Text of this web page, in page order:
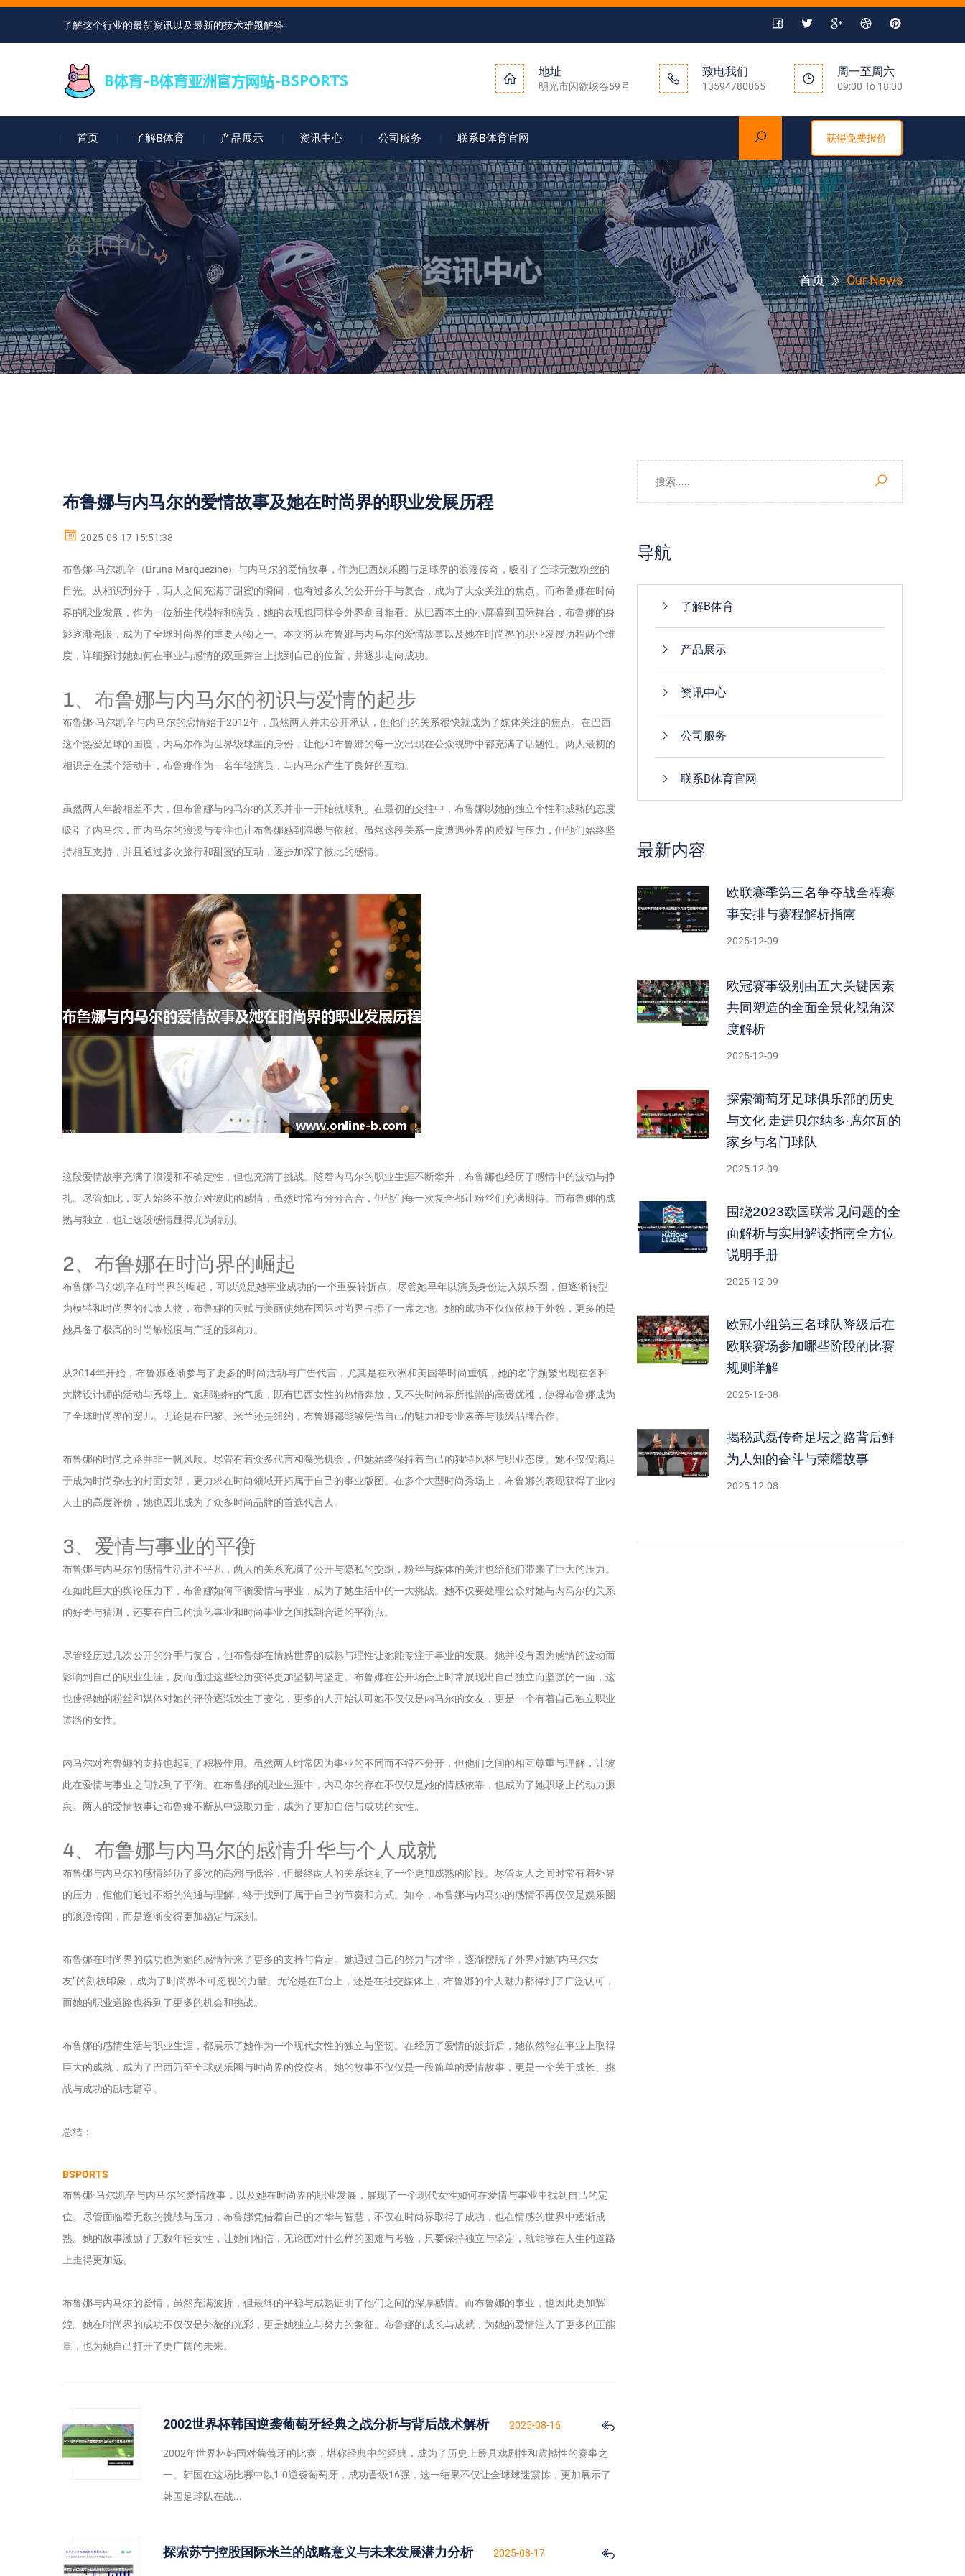
了解这个行业的最新资讯以及最新的技术难题解答
地址
明光市闪欲峡谷59号
致电我们
13594780065
周一至周六
09:00 To 18:00
首页 了解B体育 产品展示 资讯中心 公司服务 联系B体育官网 获得免费报价
资讯中心
首页 Our News
布鲁娜与内马尔的爱情故事及她在时尚界的职业发展历程
2025-08-17 15:51:38
布鲁娜·马尔凯辛（Bruna Marquezine）与内马尔的爱情故事，作为巴西娱乐圈与足球界的浪漫传奇，吸引了全球无数粉丝的
目光。从相识到分手，两人之间充满了甜蜜的瞬间，也有过多次的公开分手与复合，成为了大众关注的焦点。而布鲁娜在时尚
界的职业发展，作为一位新生代模特和演员，她的表现也同样令外界刮目相看。从巴西本土的小屏幕到国际舞台，布鲁娜的身
影逐渐亮眼，成为了全球时尚界的重要人物之一。本文将从布鲁娜与内马尔的爱情故事以及她在时尚界的职业发展历程两个维
度，详细探讨她如何在事业与感情的双重舞台上找到自己的位置，并逐步走向成功。
1、布鲁娜与内马尔的初识与爱情的起步
布鲁娜·马尔凯辛与内马尔的恋情始于2012年，虽然两人并未公开承认，但他们的关系很快就成为了媒体关注的焦点。在巴西
这个热爱足球的国度，内马尔作为世界级球星的身份，让他和布鲁娜的每一次出现在公众视野中都充满了话题性。两人最初的
相识是在某个活动中，布鲁娜作为一名年轻演员，与内马尔产生了良好的互动。
虽然两人年龄相差不大，但布鲁娜与内马尔的关系并非一开始就顺利。在最初的交往中，布鲁娜以她的独立个性和成熟的态度
吸引了内马尔，而内马尔的浪漫与专注也让布鲁娜感到温暖与依赖。虽然这段关系一度遭遇外界的质疑与压力，但他们始终坚
持相互支持，并且通过多次旅行和甜蜜的互动，逐步加深了彼此的感情。
这段爱情故事充满了浪漫和不确定性，但也充满了挑战。随着内马尔的职业生涯不断攀升，布鲁娜也经历了感情中的波动与挣
扎。尽管如此，两人始终不放弃对彼此的感情，虽然时常有分分合合，但他们每一次复合都让粉丝们充满期待。而布鲁娜的成
熟与独立，也让这段感情显得尤为特别。
2、布鲁娜在时尚界的崛起
布鲁娜·马尔凯辛在时尚界的崛起，可以说是她事业成功的一个重要转折点。尽管她早年以演员身份进入娱乐圈，但逐渐转型
为模特和时尚界的代表人物，布鲁娜的天赋与美丽使她在国际时尚界占据了一席之地。她的成功不仅仅依赖于外貌，更多的是
她具备了极高的时尚敏锐度与广泛的影响力。
从2014年开始，布鲁娜逐渐参与了更多的时尚活动与广告代言，尤其是在欧洲和美国等时尚重镇，她的名字频繁出现在各种
大牌设计师的活动与秀场上。她那独特的气质，既有巴西女性的热情奔放，又不失时尚界所推崇的高贵优雅，使得布鲁娜成为
了全球时尚界的宠儿。无论是在巴黎、米兰还是纽约，布鲁娜都能够凭借自己的魅力和专业素养与顶级品牌合作。
布鲁娜的时尚之路并非一帆风顺。尽管有着众多代言和曝光机会，但她始终保持着自己的独特风格与职业态度。她不仅仅满足
于成为时尚杂志的封面女郎，更力求在时尚领域开拓属于自己的事业版图。在多个大型时尚秀场上，布鲁娜的表现获得了业内
人士的高度评价，她也因此成为了众多时尚品牌的首选代言人。
3、爱情与事业的平衡
布鲁娜与内马尔的感情生活并不平凡，两人的关系充满了公开与隐私的交织，粉丝与媒体的关注也给他们带来了巨大的压力。
在如此巨大的舆论压力下，布鲁娜如何平衡爱情与事业，成为了她生活中的一大挑战。她不仅要处理公众对她与内马尔的关系
的好奇与猜测，还要在自己的演艺事业和时尚事业之间找到合适的平衡点。
尽管经历过几次公开的分手与复合，但布鲁娜在情感世界的成熟与理性让她能专注于事业的发展。她并没有因为感情的波动而
影响到自己的职业生涯，反而通过这些经历变得更加坚韧与坚定。布鲁娜在公开场合上时常展现出自己独立而坚强的一面，这
也使得她的粉丝和媒体对她的评价逐渐发生了变化，更多的人开始认可她不仅仅是内马尔的女友，更是一个有着自己独立职业
道路的女性。
内马尔对布鲁娜的支持也起到了积极作用。虽然两人时常因为事业的不同而不得不分开，但他们之间的相互尊重与理解，让彼
此在爱情与事业之间找到了平衡。在布鲁娜的职业生涯中，内马尔的存在不仅仅是她的情感依靠，也成为了她职场上的动力源
泉。两人的爱情故事让布鲁娜不断从中汲取力量，成为了更加自信与成功的女性。
4、布鲁娜与内马尔的感情升华与个人成就
布鲁娜与内马尔的感情经历了多次的高潮与低谷，但最终两人的关系达到了一个更加成熟的阶段。尽管两人之间时常有着外界
的压力，但他们通过不断的沟通与理解，终于找到了属于自己的节奏和方式。如今，布鲁娜与内马尔的感情不再仅仅是娱乐圈
的浪漫传闻，而是逐渐变得更加稳定与深刻。
布鲁娜在时尚界的成功也为她的感情带来了更多的支持与肯定。她通过自己的努力与才华，逐渐摆脱了外界对她“内马尔女
友”的刻板印象，成为了时尚界不可忽视的力量。无论是在T台上，还是在社交媒体上，布鲁娜的个人魅力都得到了广泛认可，
而她的职业道路也得到了更多的机会和挑战。
布鲁娜的感情生活与职业生涯，都展示了她作为一个现代女性的独立与坚韧。在经历了爱情的波折后，她依然能在事业上取得
巨大的成就，成为了巴西乃至全球娱乐圈与时尚界的佼佼者。她的故事不仅仅是一段简单的爱情故事，更是一个关于成长、挑
战与成功的励志篇章。
总结：
BSPORTS
布鲁娜·马尔凯辛与内马尔的爱情故事，以及她在时尚界的职业发展，展现了一个现代女性如何在爱情与事业中找到自己的定
位。尽管面临着无数的挑战与压力，布鲁娜凭借着自己的才华与智慧，不仅在时尚界取得了成功，也在情感的世界中逐渐成
熟。她的故事激励了无数年轻女性，让她们相信，无论面对什么样的困难与考验，只要保持独立与坚定，就能够在人生的道路
上走得更加远。
布鲁娜与内马尔的爱情，虽然充满波折，但最终的平稳与成熟证明了他们之间的深厚感情。而布鲁娜的事业，也因此更加辉
煌。她在时尚界的成功不仅仅是外貌的光彩，更是她独立与努力的象征。布鲁娜的成长与成就，为她的爱情注入了更多的正能
量，也为她自己打开了更广阔的未来。
2002世界杯韩国逆袭葡萄牙经典之战分析与背后战术解析 2025-08-16
2002年世界杯韩国对葡萄牙的比赛，堪称经典中的经典，成为了历史上最具戏剧性和震撼性的赛事之
一。韩国在这场比赛中以1-0逆袭葡萄牙，成功晋级16强，这一结果不仅让全球球迷震惊，更加展示了
韩国足球队在战...
探索苏宁控股国际米兰的战略意义与未来发展潜力分析 2025-08-17
导航
了解B体育
产品展示
资讯中心
公司服务
联系B体育官网
最新内容
欧联赛季第三名争夺战全程赛
事安排与赛程解析指南
2025-12-09
欧冠赛事级别由五大关键因素
共同塑造的全面全景化视角深
度解析
2025-12-09
探索葡萄牙足球俱乐部的历史
与文化 走进贝尔纳多·席尔瓦的
家乡与名门球队
2025-12-09
围绕2023欧国联常见问题的全
面解析与实用解读指南全方位
说明手册
2025-12-09
欧冠小组第三名球队降级后在
欧联赛场参加哪些阶段的比赛
规则详解
2025-12-08
揭秘武磊传奇足坛之路背后鲜
为人知的奋斗与荣耀故事
2025-12-08